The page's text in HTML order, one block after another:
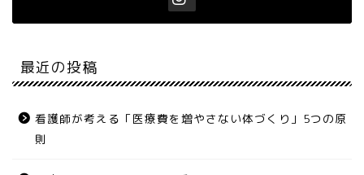
最近の投稿
看護師が考える「医療費を増やさない体づくり」5つの原
則